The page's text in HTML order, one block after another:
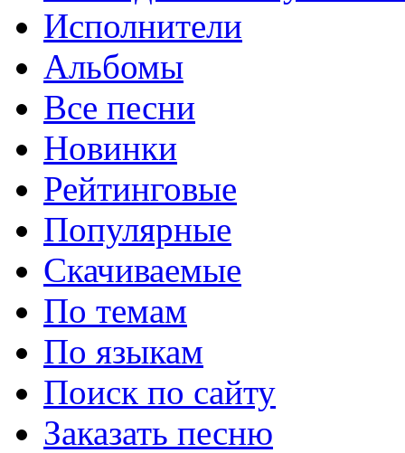
Исполнители
Альбомы
Все песни
Новинки
Рейтинговые
Популярные
Скачиваемые
По темам
По языкам
Поиск по сайту
Заказать песню